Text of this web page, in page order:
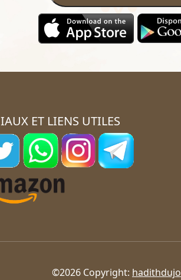
ET LIENS UTILES
©2026 Copyright: